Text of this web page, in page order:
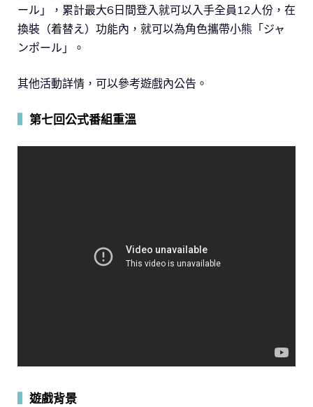
ール」，累計最大6日間登入就可以入手全員12人份，在
換裝（着替え）功能內，就可以為角色攜帶小熊「ジャ
ンポール」。
其他活動詳情，可以參考遊戲內公告。
第七回公式番組重溫
遊戲背景